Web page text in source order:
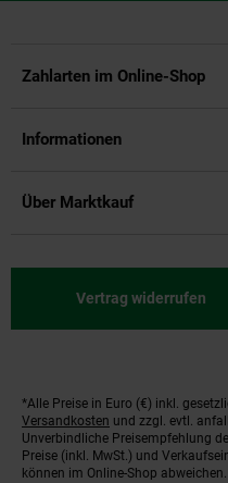
Zahlarten im Online-Shop
Informationen
Über Marktkauf
Vertrag widerrufen
Fußnoten
*Alle Preise in Euro (€) inkl.
Versandkosten und zzgl. evtl.
Unverbindliche Preisempfehlung
Preise (inkl. MwSt.) und
können im Online-Shop abweichen.